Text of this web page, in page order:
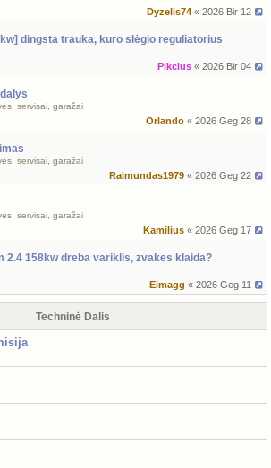
Dyzelis74 « 2026 Bir 12
dingsta trauka, kuro slėgio reguliatorius
Pikcius « 2026 Bir 04
servisai, garažai
Orlando « 2026 Geg 28
servisai, garažai
Raimundas1979 « 2026 Geg 22
servisai, garažai
Kamilius « 2026 Geg 17
2.4 158kw dreba variklis, zvakes klaida?
Eimagg « 2026 Geg 11
Techninė Dalis